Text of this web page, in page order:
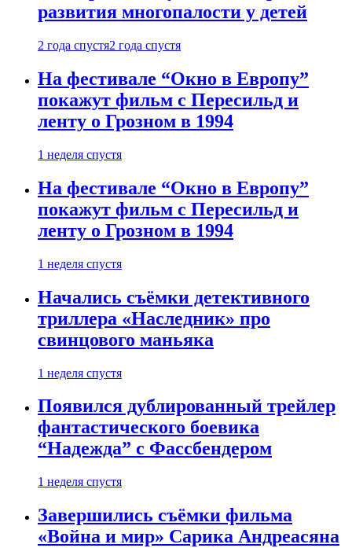
развития многопалости у детей
2 года спустя2 года спустя
На фестивале “Окно в Европу”
покажут фильм с Пересильд и
ленту о Грозном в 1994
1 неделя спустя
На фестивале “Окно в Европу”
покажут фильм с Пересильд и
ленту о Грозном в 1994
1 неделя спустя
Начались съёмки детективного
триллера «Наследник» про
свинцового маньяка
1 неделя спустя
Появился дублированный трейлер
фантастического боевика
“Надежда” с Фассбендером
1 неделя спустя
Завершились съёмки фильма
«Война и мир» Сарика Андреасяна